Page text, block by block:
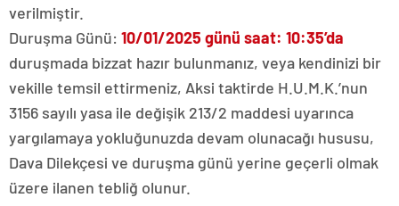
verilmiştir.
Duruşma Günü: 10/01/2025 günü saat: 10:35’da
duruşmada bizzat hazır bulunmanız, veya kendinizi bir
vekille temsil ettirmeniz, Aksi taktirde H.U.M.K.’nun
3156 sayılı yasa ile değişik 213/2 maddesi uyarınca
yargılamaya yokluğunuzda devam olunacağı hususu,
Dava Dilekçesi ve duruşma günü yerine geçerli olmak
üzere ilanen tebliğ olunur.